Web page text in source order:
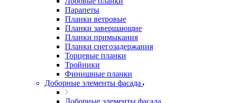
Парапеты
Планки ветровые
Планки завершающие
Планки примыкания
Планки снегозадержания
Торцевые планки
Тройники
Финишные планки
Доборные элементы фасада
Доборные элементы фасада